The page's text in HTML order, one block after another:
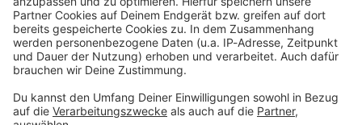
Kontaktformular
Sprachnachricht
© dpa-infocom, dpa:260517-930-90000/2